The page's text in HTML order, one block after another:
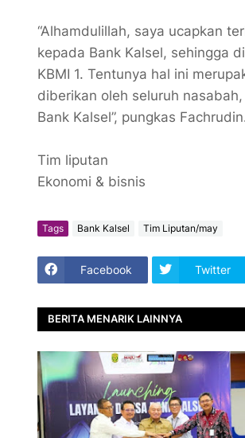
“Alhamdulillah, saya ucapkan
kepada Bank Kalsel, sehingga
KBMI 1. Tentunya hal ini
diberikan oleh seluruh
Bank Kalsel”, pungkas
Tim liputan
Ekonomi & bisnis
Tags Bank Kalsel Tim Liputan/may
Facebook Twitter
BERITA MENARIK LAINNYA